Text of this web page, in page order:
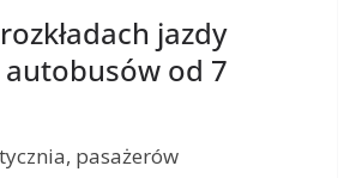
jazdy
od 7
pasażerów